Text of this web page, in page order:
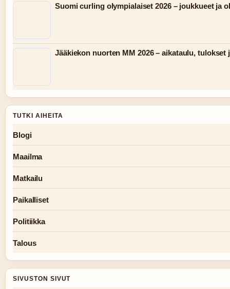
Suomi curling olympialaiset 2026 – joukkueet ja
Jääkiekon nuorten MM 2026 – aikataulu, tulokset
TUTKI AIHEITA
Blogi
Maailma
Matkailu
Paikalliset
Politiikka
Talous
SIVUSTON SIVUT